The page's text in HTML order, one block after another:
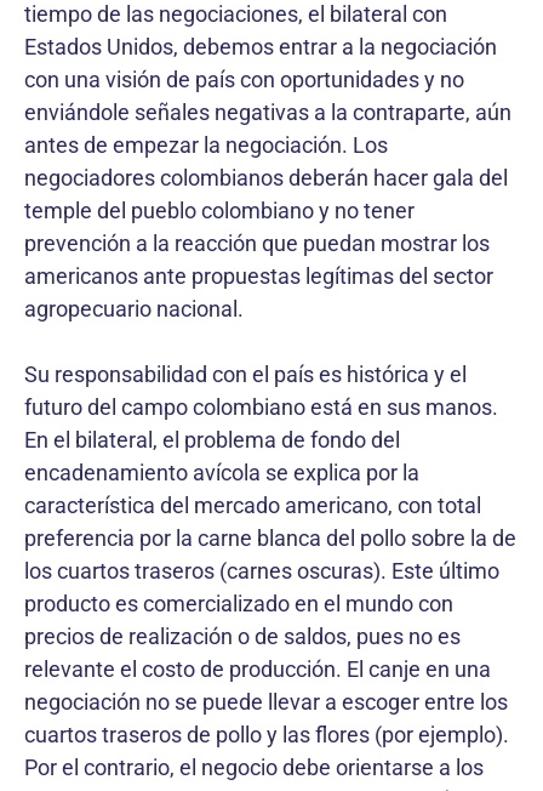
tiempo de las negociaciones, el bilateral con
Estados Unidos, debemos entrar a la negociación
con una visión de país con oportunidades y no
enviándole señales negativas a la contraparte, aún
antes de empezar la negociación. Los
negociadores colombianos deberán hacer gala del
temple del pueblo colombiano y no tener
prevención a la reacción que puedan mostrar los
americanos ante propuestas legítimas del sector
agropecuario nacional.
Su responsabilidad con el país es histórica y el
futuro del campo colombiano está en sus manos.
En el bilateral, el problema de fondo del
encadenamiento avícola se explica por la
característica del mercado americano, con total
preferencia por la carne blanca del pollo sobre la de
los cuartos traseros (carnes oscuras). Este último
producto es comercializado en el mundo con
precios de realización o de saldos, pues no es
relevante el costo de producción. El canje en una
negociación no se puede llevar a escoger entre los
cuartos traseros de pollo y las flores (por ejemplo).
Por el contrario, el negocio debe orientarse a los